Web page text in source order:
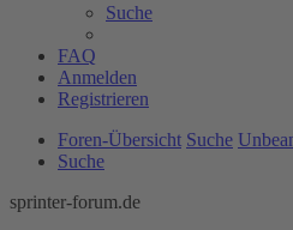
Suche
FAQ
Anmelden
Registrieren
Foren-Übersicht Suche
Suche
sprinter-forum.de